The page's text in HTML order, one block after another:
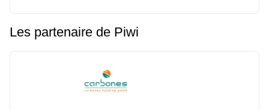
Les partenaire de Piwi